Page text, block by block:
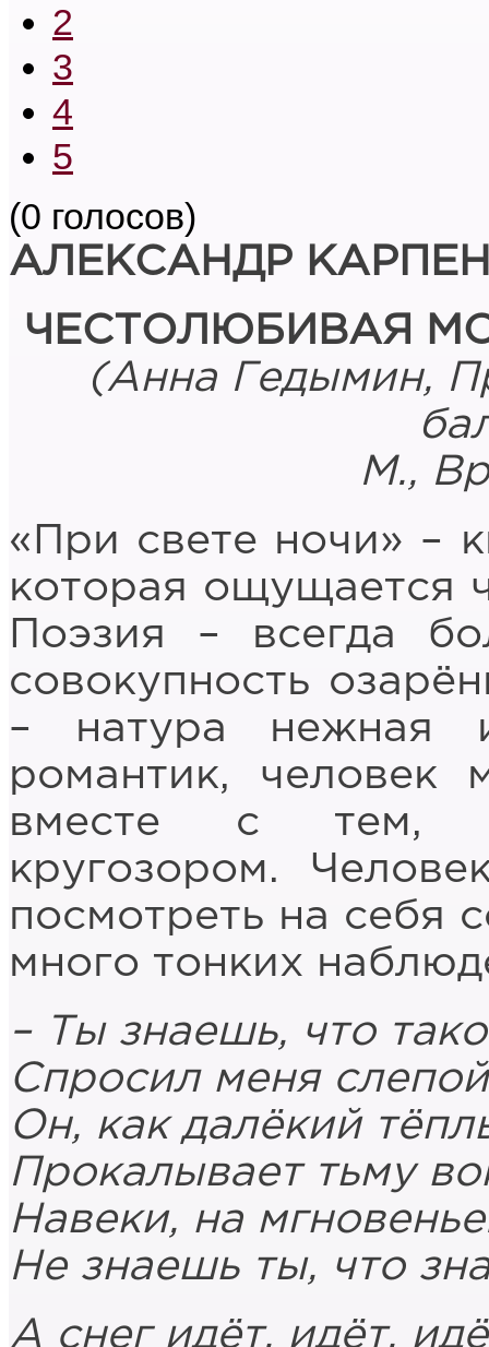
2
3
4
5
(0 голосов)
АЛЕКСАНДР
ЧЕСТОЛЮБИВАЯ
(Анна Гедымин,
М.,
«При свете ночи» –
которая ощущается
Поэзия – всегда
совокупность
– натура нежная
романтик,
вместе с тем,
кругозором.
посмотреть на себя
много тонких
– Ты знаешь, что
Спросил меня
Он, как далёкий
Прокалывает тьму
Навеки, на
Не знаешь ты, что
А снег идёт, идёт,